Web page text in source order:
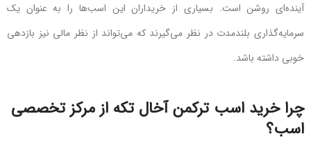
آینده‌ای روشن است. بسیاری از خریداران این اسب‌ها را به عنوان یک
سرمایه‌گذاری بلندمدت در نظر می‌گیرند که می‌تواند از نظر مالی نیز بازدهی
خوبی داشته باشد.
چراخرید اسب ترکمن آخال تکه از مرکز تخصصی
اسب؟